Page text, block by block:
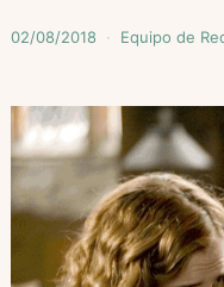
02/08/2018 Equipo de